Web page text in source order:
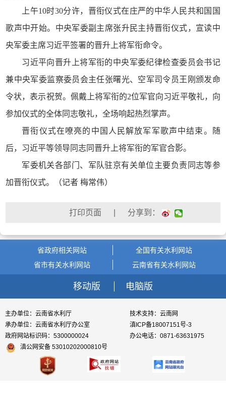
上午10时30分许，晋衔仪式在庄严的中华人民共和国国
歌声中开始。中央军委副主席张升民主持晋衔仪式，宣读中
央军委主席习近平签署的晋升上将军衔命令。
习近平向晋升上将军衔的中央军委纪律检查委员会书记
兼中央军委监察委员会主任张曙光、空军司令员王刚颁发命
令状，表示祝贺。佩戴上将军衔的2位军官向习近平敬礼，向
参加仪式的全体同志敬礼，全场响起热烈掌声。
晋衔仪式在嘹亮的中国人民解放军军歌声中结束。随
后，习近平等领导同志同晋升上将军衔的军官合影。
军委机关各部门、军队驻京有关单位主要负责同志等参
加晋衔仪式。（记者 梅常伟）
| 分享到：
省政府相关网站
全国有关水利网站
省市有关水利网站
云南省有关水利网站
移动版 电脑版
主办单位：云南省水利厅
技术支持：云南网
承办单位：云南省水利厅办公室
滇ICP备18007151号-3
政府网站标识码：5300000024
办公电话：0871-63631975
滇公网安备 53010202000810号